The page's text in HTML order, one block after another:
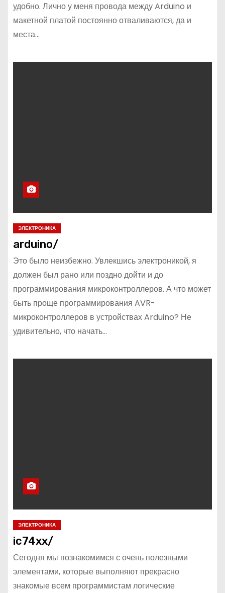
удобно. Лично у меня провода между Arduino и
макетной платой постоянно отваливаются, да и
места…
ЭЛЕКТРОНИКА
arduino/
Это было неизбежно. Увлекшись электроникой, я
должен был рано или поздно дойти и до
программирования микроконтроллеров. А что может
быть проще программирования AVR-
микроконтроллеров в устройствах Arduino? Не
удивительно, что начать…
ЭЛЕКТРОНИКА
ic74xx/
Сегодня мы познакомимся с очень полезными
элементами, которые выполняют прекрасно
знакомые всем программистам логические